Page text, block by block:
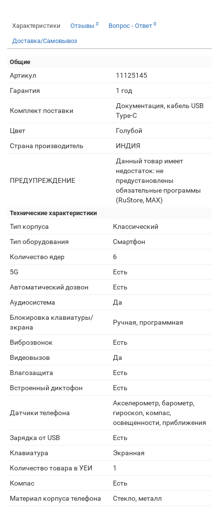
Характеристики Отзывы 0 Вопрос - Ответ 0
Доставка/Самовывоз
Общие
Артикул
11125145
Гарантия
1 год
Комплект поставки
Документация, кабель USB
Type-C
Цвет
Голубой
Страна производитель
ИНДИЯ
ПРЕДУПРЕЖДЕНИЕ
Данный товар имеет
недостаток: не
предустановлены
обязательные программы
(RuStore, MAX)
Технические характеристики
Тип корпуса
Классический
Тип оборудования
Смартфон
Количество ядер
6
5G
Есть
Автоматический дозвон
Есть
Аудиосистема
Да
Блокировка клавиатуры/
экрана
Ручная, программная
Виброзвонок
Есть
Видеовызов
Да
Влагозащита
Есть
Встроенный диктофон
Есть
Датчики телефона
Акселерометр, барометр,
гироскоп, компас,
освещенности, приближения
Зарядка от USB
Есть
Клавиатура
Экранная
Количество товара в УЕИ
1
Компас
Есть
Материал корпуса телефона
Стекло, металл